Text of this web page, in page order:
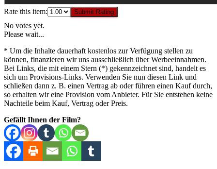
Rate this item: Submit Rating
No votes yet.
Please wait...
* Um die Inhalte dauerhaft kostenlos zur Verfügung stellen zu
können, finanzieren wir uns ausschließlich über Werbeeinnahmen.
Bei Links, die mit einem Stern (*) gekennzeichnet sind, handelt es
sich um Provisions-Links. Verwenden Sie nun diesen Link und
schließen dann z. B. einen Vertrag ab oder führen einen Kauf durch,
so erhalten wir eine Provision vom Anbieter. Für Sie entstehen keine
Nachteile beim Kauf, Vertrag oder Preis.
Gefällt Ihnen der Film?